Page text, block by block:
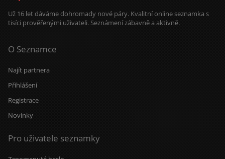
Už 16 let dáváme dohromady nové páry. Kvalitní online seznamka s
tisíci prověřenými uživateli. Seznámení zábavně a aktivně.
O Seznamce
Najít partnera
Přihlášení
Registrace
Novinky
Pro uživatele seznamky